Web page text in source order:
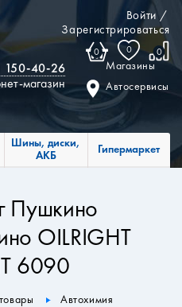
Войти /
Зарегистрироваться
0 0 0
Магазины
Автосервисы
150-40-26
магазин
Шины, диски,
АКБ
Гипермаркет
Пушкино
OILRIGHT
6090
Автохимия